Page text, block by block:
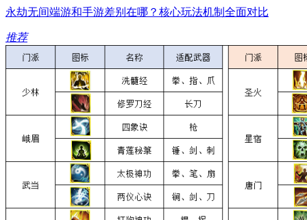
永劫无间端游和手游差别在哪？核心玩法机制全面对比
推荐